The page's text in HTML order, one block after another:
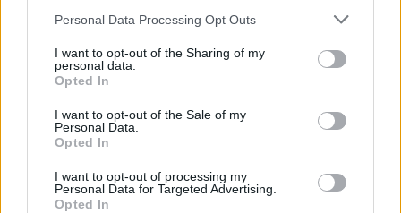
Please note that this website/app uses one or more Google
not limited to your visit or usage behaviour. You may click to
grant or deny consent to Google and its third-party tags to
use your data for below specified purposes in below Google
consent section.
Personal Data Processing Opt Outs
I want to opt-out of the Sharing of my
personal data.
Opted In
I want to opt-out of the Sale of my
Personal Data.
Opted In
I want to opt-out of processing my
Personal Data for Targeted Advertising.
Opted In
Népszerű